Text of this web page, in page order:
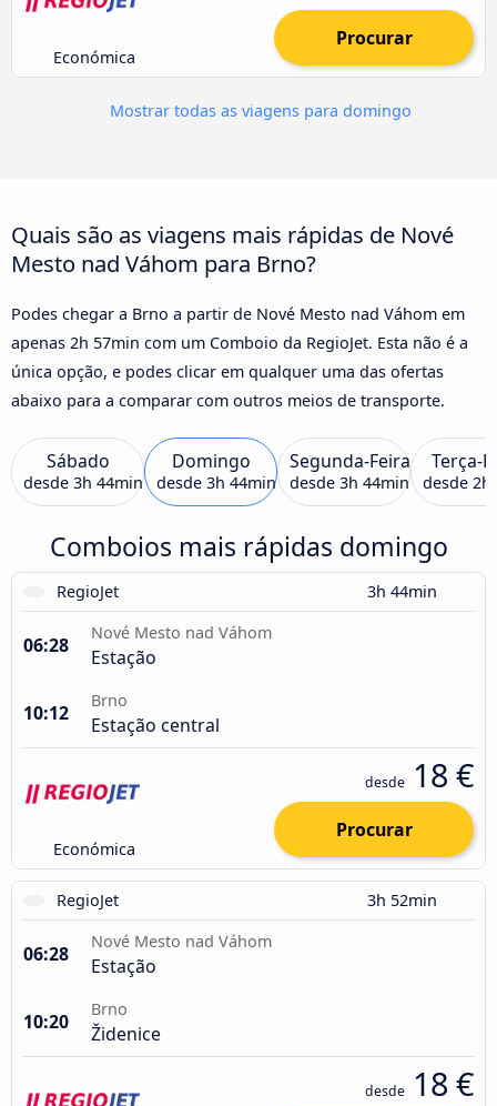
Económica
Procurar
Mostrar todas as viagens para domingo
Quais são as viagens mais rápidas de Nové
Mesto nad Váhom para Brno?
Podes chegar a Brno a partir de Nové Mesto nad Váhom em
apenas 2h 57min com um Comboio da RegioJet. Esta não é a
única opção, e podes clicar em qualquer uma das ofertas
abaixo para a comparar com outros meios de transporte.
Sábado
desde 3h 44min
Domingo
desde 3h 44min
Segunda-Feira
desde 3h 44min
Terça-
desde 2h
Comboios mais rápidas domingo
RegioJet 3h 44min
06:28
Nové Mesto nad Váhom
Estação
10:12
Brno
Estação central
Económica
desde 18 €
Procurar
RegioJet 3h 52min
06:28
Nové Mesto nad Váhom
Estação
10:20
Brno
Židenice
desde 18 €